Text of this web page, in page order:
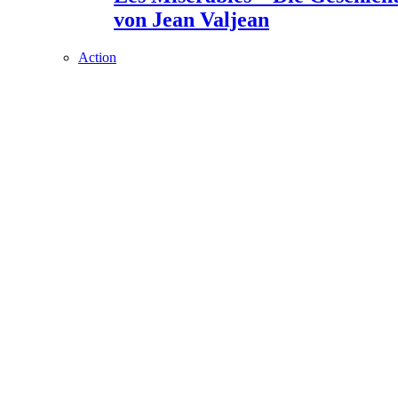
von Jean Valjean
Action